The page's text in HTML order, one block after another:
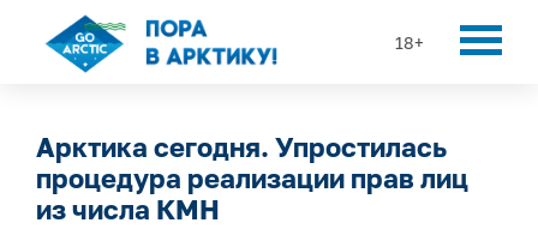
18+
Арктика сегодня. Упростилась
процедура реализации прав лиц
из числа КМН